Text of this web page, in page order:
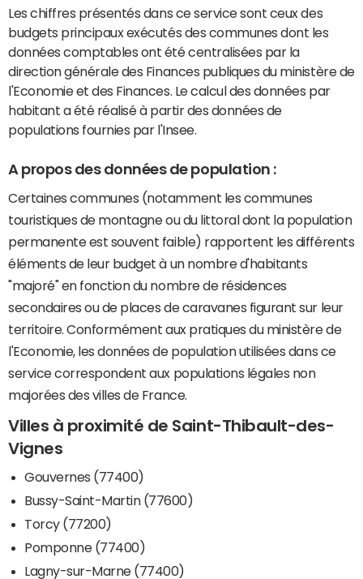
Les chiffres présentés dans ce service sont ceux des
budgets principaux exécutés des communes dont les
données comptables ont été centralisées par la
direction générale des Finances publiques du ministère de
l'Economie et des Finances. Le calcul des données par
habitant a été réalisé à partir des données de
populations fournies par l'Insee.
A propos des données de population :
Certaines communes (notamment les communes
touristiques de montagne ou du littoral dont la population
permanente est souvent faible) rapportent les différents
éléments de leur budget à un nombre d'habitants
"majoré" en fonction du nombre de résidences
secondaires ou de places de caravanes figurant sur leur
territoire. Conformément aux pratiques du ministère de
l'Economie, les données de population utilisées dans ce
service correspondent aux populations légales non
majorées des villes de France.
Villes à proximité de Saint-Thibault-des-
Vignes
Gouvernes (77400)
Bussy-Saint-Martin (77600)
Torcy (77200)
Pomponne (77400)
Lagny-sur-Marne (77400)